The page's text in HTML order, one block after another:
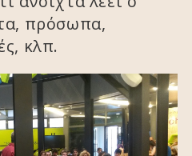
πρόσωπα,
κλπ.